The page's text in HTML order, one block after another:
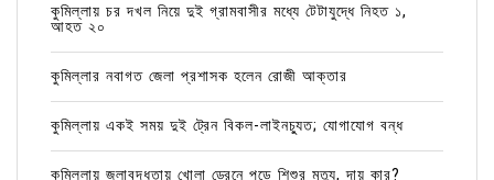
কুমিল্লায় চর দখল নিয়ে দুই গ্রামবাসীর মধ্যে টেটাযুদ্ধে নিহত ১,
আহত ২০
কুমিল্লার নবাগত জেলা প্রশাসক হলেন রোজী আক্তার
কুমিল্লায় একই সময় দুই ট্রেন বিকল-লাইনচ্যুত; যোগাযোগ বন্ধ
কুমিল্লায় জলাবদ্ধতায় খোলা ড্রেনে পড়ে শিশুর মৃত্যু, দায় কার?